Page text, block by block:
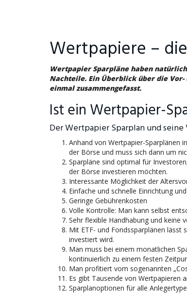
Wertpapiere –
Wertpapier Sparpläne haben
Nachteile. Ein Überblick über die
einmal zusammengefasst.
Ist ein Wertpapier-
Der Wertpapier Sparplan und
Anhand von Wertpapier-Sparplänen
der Börse und muss sich dann um
Sparpläne sind optimal für
der Börse investieren möchten.
Interessante Möglichkeit der
Einfache und schnelle Einrichtung
Geringe Gebührenkosten
Volle Kontrolle: Man kann selbst
Sehr flexible Handhabung und keine
Mit ETF- und Fondssparplänen lässt
investiert wird.
Man muss bei einem monatlichen
kontinuierlich zu einem festen
Man profitiert vom sogenannten
Es gibt Tausende von Wertpapieren
Sparplanoptionen für alle